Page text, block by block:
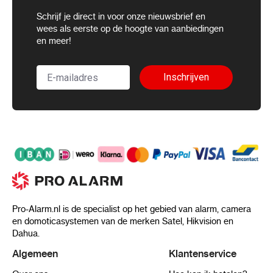
Schrijf je direct in voor onze nieuwsbrief en
wees als eerste op de hoogte van aanbiedingen
en meer!
Inschrijven
Pro-Alarm.nl is de specialist op het gebied van alarm, camera
en domoticasystemen van de merken Satel, Hikvision en
Dahua.
Algemeen Klantenservice